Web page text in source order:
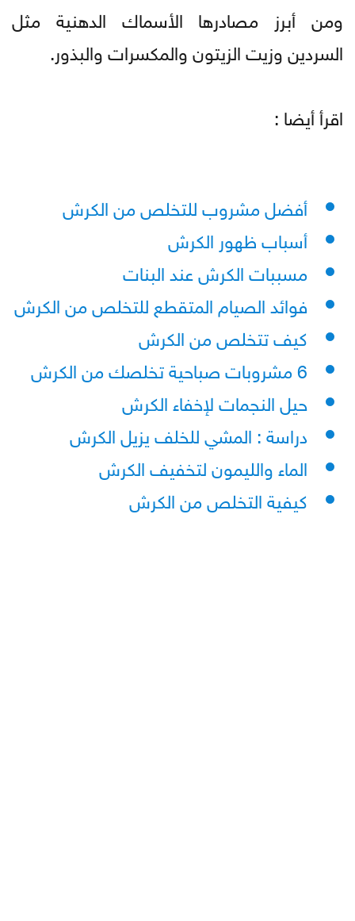
ومن أبرز مصادرها الأسماك الدهنية مثل
السردين وزيت الزيتون والمكسرات والبذور.
اقرأ أيضا :
أفضل مشروب للتخلص من الكرش
أسباب ظهور الكرش
مسببات الكرش عند البنات
فوائد الصيام المتقطع للتخلص من الكرش
كيف تتخلص من الكرش
6 مشروبات صباحية تخلصك من الكرش
حيل النجمات لإخفاء الكرش
دراسة : المشي للخلف يزيل الكرش
الماء والليمون لتخفيف الكرش
كيفية التخلص من الكرش